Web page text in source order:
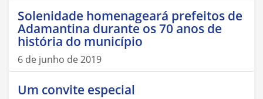
Solenidade homenageará prefeitos de
Adamantina durante os 70 anos de
história do município
6 de junho de 2019
Um convite especial